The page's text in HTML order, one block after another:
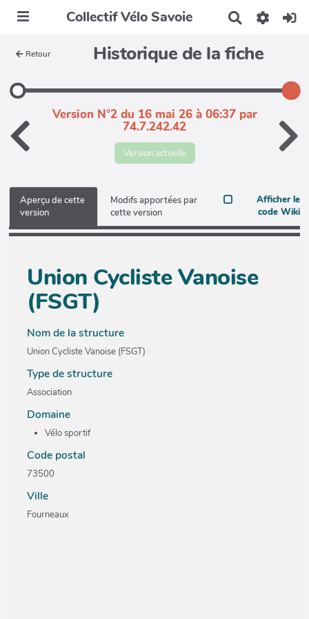
Collectif Vélo Savoie
h
c
e
Retour Historique de la fiche
Version N°2 du 16 mai 26 à 06:37 par
74.7.242.42
Version actuelle
Aperçu de cette
version
Modifs apportées par
cette version
Afficher le
code Wiki
Union Cycliste Vanoise
(FSGT)
Nom de la structure
Union Cycliste Vanoise (FSGT)
Type de structure
Association
Domaine
Vélo sportif
Code postal
73500
Ville
Fourneaux